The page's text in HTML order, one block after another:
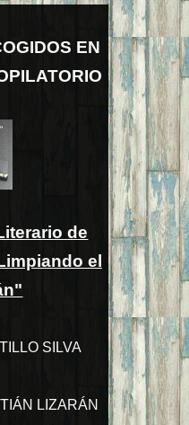
EN
de
el
SILVA
LIZARÁN